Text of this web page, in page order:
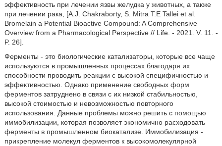
эффективность при лечении язвы желудка у животных, а также
при лечении рака, [A.J. Chakraborty, S. Mitra Т.Е Tallei et al.
Bromelain a Potential Bioactive Compound: A Comprehensive
Overview from a Pharmacological Perspective // Life. - 2021. V. 11. -
P. 26].
Ферменты - это биологические катализаторы, которые все чаще
используются в промышленных процессах благодаря их
способности проводить реакции с высокой специфичностью и
эффективностью. Однако применение свободных форм
ферментов затруднено в связи с их низкой стабильностью,
высокой стоимостью и невозможностью повторного
использования. Данные проблемы можно решить с помощью
иммобилизации, которая позволяет экономично расходовать
ферменты в промышленном биокатализе. Иммобилизация -
прикрепление молекул ферментов к высокомолекулярной